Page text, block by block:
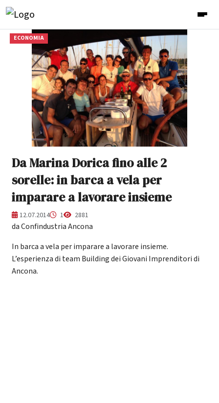
ECONOMIA
Da Marina Dorica fino alle 2
sorelle: in barca a vela per
imparare a lavorare insieme
12.07.2014 1 2881
da Confindustria Ancona
In barca a vela per imparare a lavorare insieme.
L’esperienza di team Building dei Giovani Imprenditori di
Ancona.